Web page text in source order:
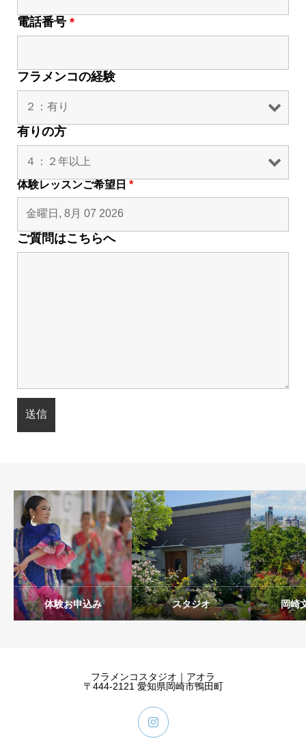
電話番号 *
フラメンコの経験
有りの方
体験レッスンご希望日 *
ご質問はこちらへ
体験お申込み スタジオ 岡崎
フラメンコスタジオ｜アオラ
〒444-2121 愛知県岡崎市鴨田町